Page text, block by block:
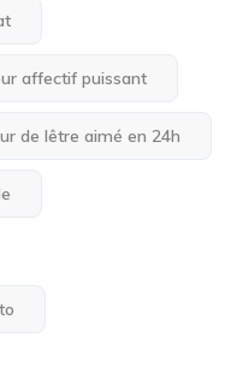
affectif puissant
de lêtre aimé en 24h